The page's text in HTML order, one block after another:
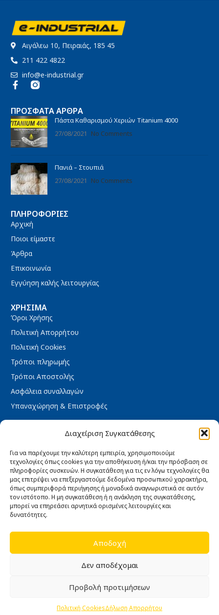
Διαχείριση Συγκατάθεσης
Για να παρέχουμε την καλύτερη εμπειρία, χρησιμοποιούμε
τεχνολογίες όπως cookies για την αποθήκευση ή/και την πρόσβαση σε
πληροφορίες συσκευών. Η συγκατάθεση για τις εν λόγω τεχνολογίες θα
μας επιτρέψει να επεξεργαστούμε δεδομένα προσωπικού χαρακτήρα,
όπως συμπεριφορά περιήγησης ή μοναδικά αναγνωριστικά σε αυτόν
τον ιστότοπο. Η μη συγκατάθεση ή η ανάκληση της συγκατάθεσης,
μπορεί να επηρεάσει αρνητικά ορισμένες λειτουργίες και
δυνατότητες.
Αποδοχή
Δεν αποδέχομαι
Προβολή προτιμήσεων
Πολιτική CookiesΔήλωση Απορρήτου
Αιγάλεω 10, Πειραιάς, 185 45
211 422 4822
info@e-industrial.gr
ΠΡΌΣΦΑΤΑ ΆΡΘΡΑ
Πάστα Καθαρισμού Χεριών Titanium 4000
27/08/2021
No Comments
Πανιά – Στουπιά
27/08/2021
No Comments
ΠΛΗΡΟΦΟΡΊΕΣ
Αρχική
Ποιοι είμαστε
Άρθρα
Επικοινωνία
Εγγύηση καλής λειτουργίας
ΧΡΉΣΙΜΑ
Όροι Χρήσης
Πολιτική Απορρήτου
Πολιτική Cookies
Τρόποι πληρωμής
Τρόποι Αποστολής
Ασφάλεια συναλλαγών
Υπαναχώρηση & Επιστροφές
ΩΡΆΡΙΟ ΚΑΤΑΣΤΉΜΑΤΟΣ
Δευτέρα : 08:30 – 16:30
Τρίτη : 08:30 – 16:30
Τετάρτη : 08:30 – 16:30
Πέμπτη : 08:30 – 16:30
Παρασκευή : 08:30 – 16:30
Σάββατο κλειστά
Κυριακή κλειστά
Developed by
Algoria
My account